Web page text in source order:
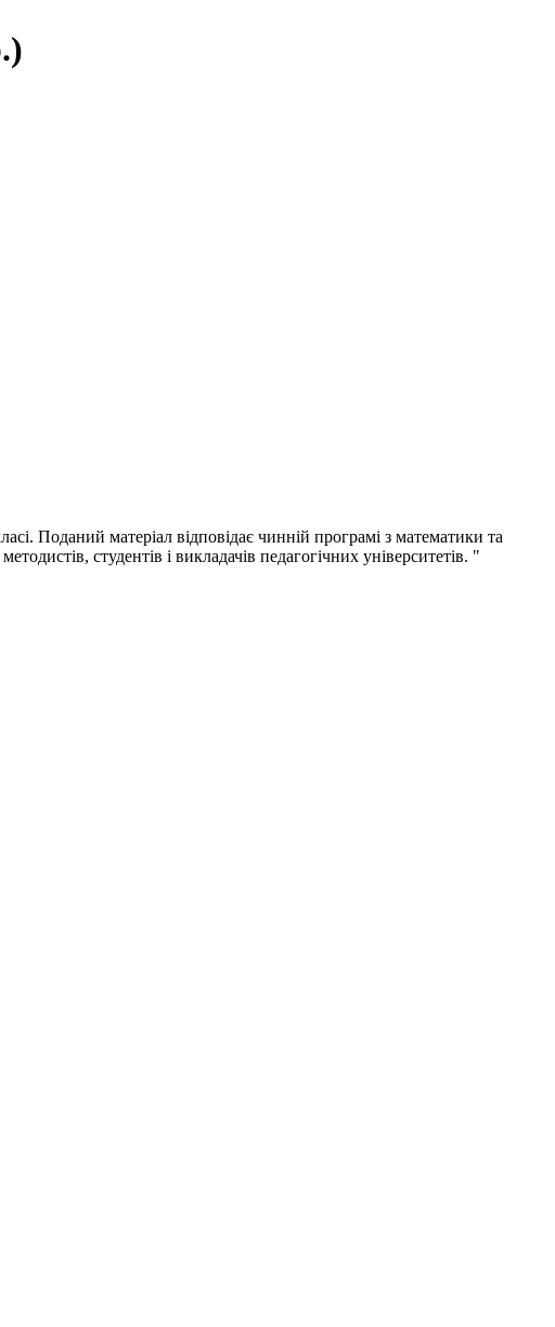
Поданий матеріал відповідає чинній програмі з математики та
студентів і викладачів педагогічних університетів. "